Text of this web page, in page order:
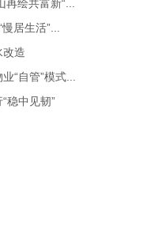
绘共富新“...
居生活”...
改造
“自管”模式...
稳中见韧”